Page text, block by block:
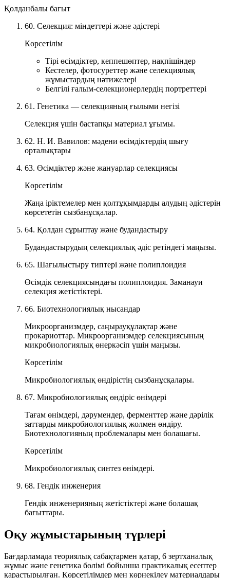
Қолданбалы бағыт
60. Селекция: міндеттері және әдістері
Көрсетілім
Тірі өсімдіктер, кеппешөптер, нақпішіндер
Кестелер, фотосуреттер және селекциялық
жұмыстардың нәтижелері
Белгілі ғалым-селекционерлердің портреттері
61. Генетика — селекцияның ғылыми негізі
Селекция үшін бастапқы материал ұғымы.
62. Н. И. Вавилов: мәдени өсімдіктердің шығу
орталықтары
63. Өсімдіктер және жануарлар селекциясы
Көрсетілім
Жаңа іріктемелер мен қолтұқымдарды алудың әдістерін
көрсететін сызбанұсқалар.
64. Қолдан сұрыптау және будандастыру
Будандастырудың селекциялық әдіс ретіндегі маңызы.
65. Шағылыстыру типтері және полиплоидия
Өсімдік селекциясындағы полиплоидия. Заманауи
селекция жетістіктері.
66. Биотехнологиялық нысандар
Микроорганизмдер, саңырауқұлақтар және
прокариоттар. Микроорганизмдер селекциясының
микробиологиялық өнеркәсіп үшін маңызы.
Көрсетілім
Микробиологиялық өндірістің сызбанұсқалары.
67. Микробиологиялық өндіріс өнімдері
Тағам өнімдері, дәрумендер, ферменттер және дәрілік
заттарды микробиологиялық жолмен өндіру.
Биотехнологияның проблемалары мен болашағы.
Көрсетілім
Микробиологиялық синтез өнімдері.
68. Гендік инженерия
Гендік инженерияның жетістіктері және болашақ
бағыттары.
Оқу жұмыстарының түрлері
Бағдарламада теориялық сабақтармен қатар, 6 зертханалық
жұмыс және генетика бөлімі бойынша практикалық есептер
қарастырылған. Көрсетілімдер мен көрнекілеу материалдары